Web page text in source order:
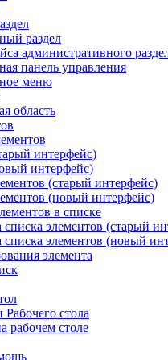
раздел
административного
панель управления
меню
область
интерфейс)
интерфейс)
(старый интерфейс)
(новый интерфейс)
в списке
списка элементов (старый
списка элементов (новый
элемента
стола
рабочем столе